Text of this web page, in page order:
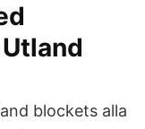
blockets alla